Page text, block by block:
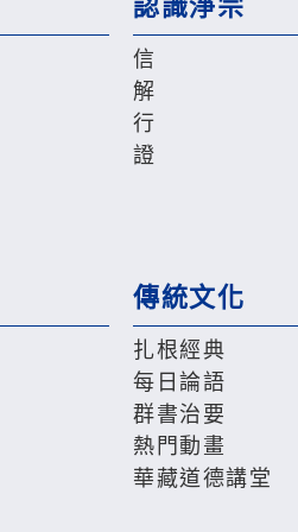
認識淨宗
信
解
行
證
傳統文化
扎根經典
每日論語
群書治要
熱門動畫
華藏道德講堂